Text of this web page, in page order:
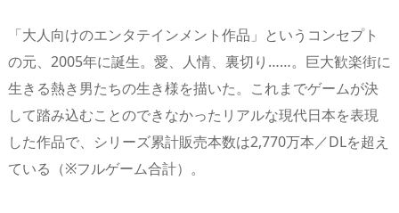
「大人向けのエンタテインメント作品」というコンセプト
の元、2005年に誕生。愛、人情、裏切り……。巨大歓楽街に
生きる熱き男たちの生き様を描いた。これまでゲームが決
して踏み込むことのできなかったリアルな現代日本を表現
した作品で、シリーズ累計販売本数は2,770万本／DLを超え
ている（※フルゲーム合計）。